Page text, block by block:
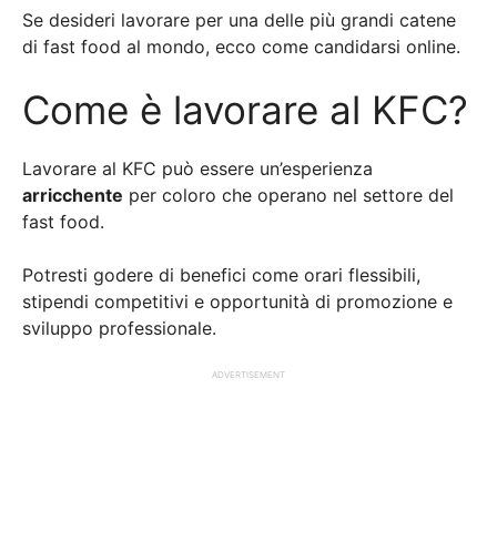
Se desideri lavorare per una delle più grandi catene
di fast food al mondo, ecco come candidarsi online.
Come è lavorare al KFC?
Lavorare al KFC può essere un’esperienza
arricchente per coloro che operano nel settore del
fast food.
Potresti godere di benefici come orari flessibili,
stipendi competitivi e opportunità di promozione e
sviluppo professionale.
ADVERTISEMENT